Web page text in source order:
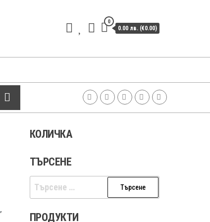
0
0.00 лв. (€0.00)
,
КОЛИЧКА
ТЪРСЕНЕ
Търсене
за:
ПРОДУКТИ